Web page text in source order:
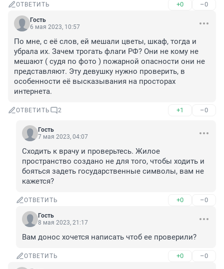
ОТВЕТИТЬ +0 –0
Гость
6 мая 2023, 10:57
По мне, с её слов, ей мешали цветы, шкаф, тогда и
убрала их. Зачем трогать флаги РФ? Они не кому не
мешают ( судя по фото ) пожарной опасности они не
представляют. Эту девушку нужно проверить, в
особенности её высказывания на просторах
интернета.
ОТВЕТИТЬ 2 +1 –0
Гость
7 мая 2023, 04:07
Сходить к врачу и проверьтесь. Жилое
пространство создано не для того, чтобы ходить и
бояться задеть государственные символы, вам не
кажется?
ОТВЕТИТЬ +0 –0
Гость
8 мая 2023, 21:17
Вам донос хочется написать чтоб ее проверили?
ОТВЕТИТЬ +0 –0